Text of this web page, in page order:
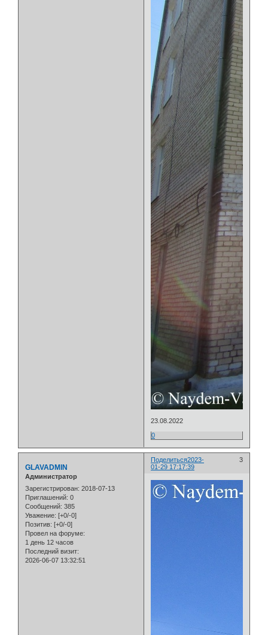
23.08.2022
0
Поделиться 3
2023-
01-29 17:17:39
GLAVADMIN
Администратор
Зарегистрирован: 2018-07-13
Приглашений: 0
Сообщений: 385
Уважение: [+0/-0]
Позитив: [+0/-0]
Провел на форуме:
1 день 12 часов
Последний визит:
2026-06-07 13:32:51